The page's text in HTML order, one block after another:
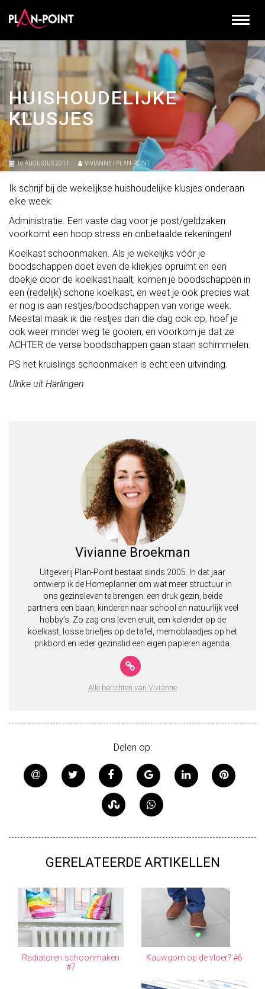
HUISHOUDELIJKE
KLUSJES
16 AUGUSTUS 2011 VIVIANNE I PLAN-POINT
Ik schrijf bij de wekelijkse huishoudelijke klusjes onderaan
elke week:
Administratie. Een vaste dag voor je post/geldzaken
voorkomt een hoop stress en onbetaalde rekeningen!
Koelkast schoonmaken. Als je wekelijks vóór je
boodschappen doet even de kliekjes opruimt en een
doekje door de koelkast haalt, komen je boodschappen in
een (redelijk) schone koelkast, en weet je ook precies wat
er nog is aan restjes/boodschappen van vorige week.
Meestal maak ik die restjes dan die dag ook op, hoef je
ook weer minder weg te gooien, en voorkom je dat ze
ACHTER de verse boodschappen gaan staan schimmelen.
PS het kruislings schoonmaken is echt een uitvinding.
Ulrike uit Harlingen
Vivianne Broekman
Uitgeverij Plan-Point bestaat sinds 2005. In dat jaar
ontwierp ik de Homeplanner om wat meer structuur in
ons gezinsleven te brengen: een druk gezin, beide
partners een baan, kinderen naar school en natuurlijk veel
hobby’s. Zo zag ons leven eruit, een kalender op de
koelkast, losse briefjes op de tafel, memoblaadjes op het
prikbord en ieder gezinslid een eigen papieren agenda.
Alle berichten van Vivianne
Delen op:
GERELATEERDE ARTIKELLEN
Radiatoren schoonmaken
#7
Kauwgom op de vloer? #6